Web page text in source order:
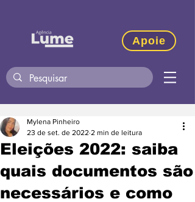
Apoie
Eleições 2022: saiba
quais documentos são
necessários e como
Mylena Pinheiro
23 de set. de 2022 2 min de leitura